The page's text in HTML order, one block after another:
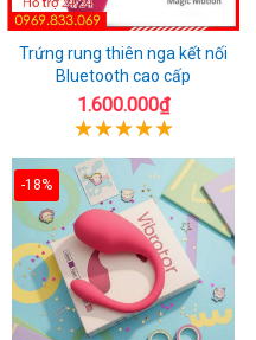
Trứng rung thiên nga kết nối
Bluetooth cao cấp
1.600.000₫
-18%